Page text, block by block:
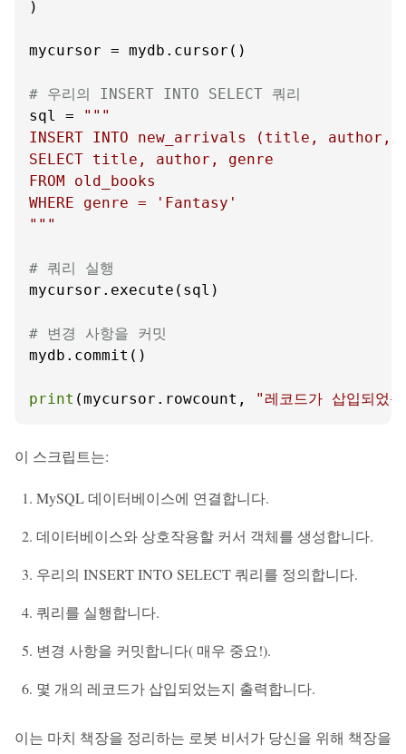
)
mycursor = mydb.cursor()
# 우리의 INSERT INTO SELECT 쿼리
sql =
"""
INSERT INTO new_arrivals (title, author,
SELECT title, author, genre
FROM old_books
WHERE genre = 'Fantasy'
"""
# 쿼리 실행
mycursor.execute(sql)
# 변경 사항을 커밋
mydb.commit()
print (mycursor.rowcount, "레코드가 삽입되었
이 스크립트는:
MySQL 데이터베이스에 연결합니다.
데이터베이스와 상호작용할 커서 객체를 생성합니다.
우리의 INSERT INTO SELECT 쿼리를 정의합니다.
쿼리를 실행합니다.
변경 사항을 커밋합니다( 매우 중요!).
몇 개의 레코드가 삽입되었는지 출력합니다.
이는 마치 책장을 정리하는 로봇 비서가 당신을 위해 책장을